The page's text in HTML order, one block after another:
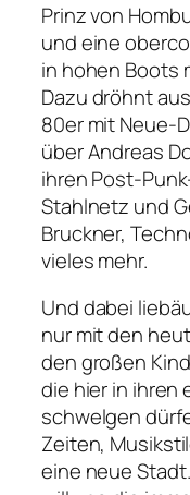
Prinz von
und eine
in hohen Boots
Dazu dröhnt
80er mit Neue-
über Andreas
ihren Post-
Stahlnetz und
Bruckner,
vieles mehr.
Und dabei
nur mit den
den großen
die hier in ihren
schwelgen
Zeiten,
eine neue